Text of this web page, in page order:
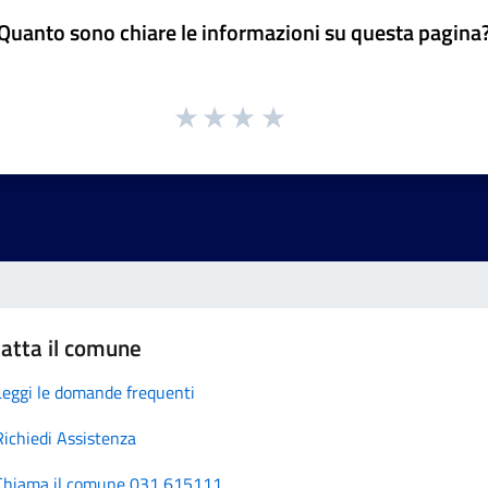
sono chiare le informazioni su questa
il comune
le domande frequenti
Assistenza